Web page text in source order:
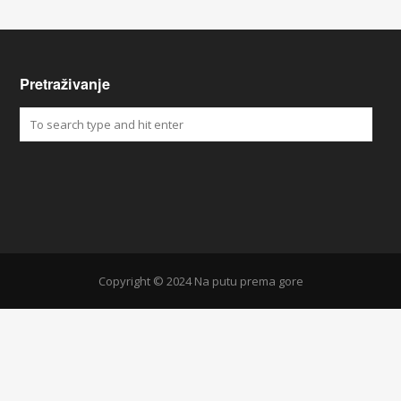
Pretraživanje
Copyright © 2024 Na putu prema gore